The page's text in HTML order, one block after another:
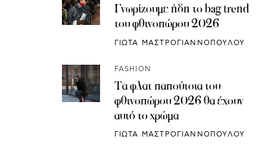
Γνωρίζουμε ήδη το bag trend
του φθινοπώρου 2026
ΓΙΩΤΑ ΜΑΣΤΡΟΓΙΑΝΝΟΠΟΥΛΟΥ
FASHION
Τα φλατ παπούτσια του
φθινοπώρου 2026 θα έχουν
αυτό το χρώμα
ΓΙΩΤΑ ΜΑΣΤΡΟΓΙΑΝΝΟΠΟΥΛΟΥ